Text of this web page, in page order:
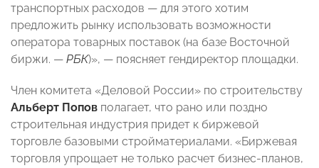
транспортных расходов — для этого хотим
предложить рынку использовать возможности
оператора товарных поставок (на базе Восточной
биржи. — РБК)», — поясняет гендиректор площадки.
Член комитета «Деловой России» по строительству
Альберт Попов полагает, что рано или поздно
строительная индустрия придет к биржевой
торговле базовыми стройматериалами. «Биржевая
торговля упрощает не только расчет бизнес-планов,